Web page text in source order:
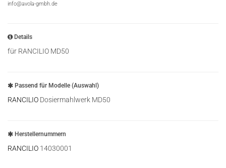
info@avola-gmbh.de
Details
für RANCILIO MD50
Passend für Modelle (Auswahl)
RANCILIO Dosiermahlwerk MD50
Herstellernummern
RANCILIO 14030001